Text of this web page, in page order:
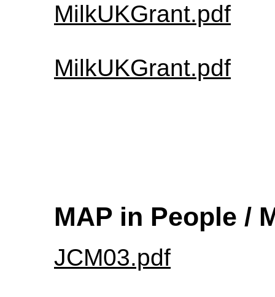
MilkUKGrant.pdf
MilkUKGrant.pdf
MAP in People /
JCM03.pdf